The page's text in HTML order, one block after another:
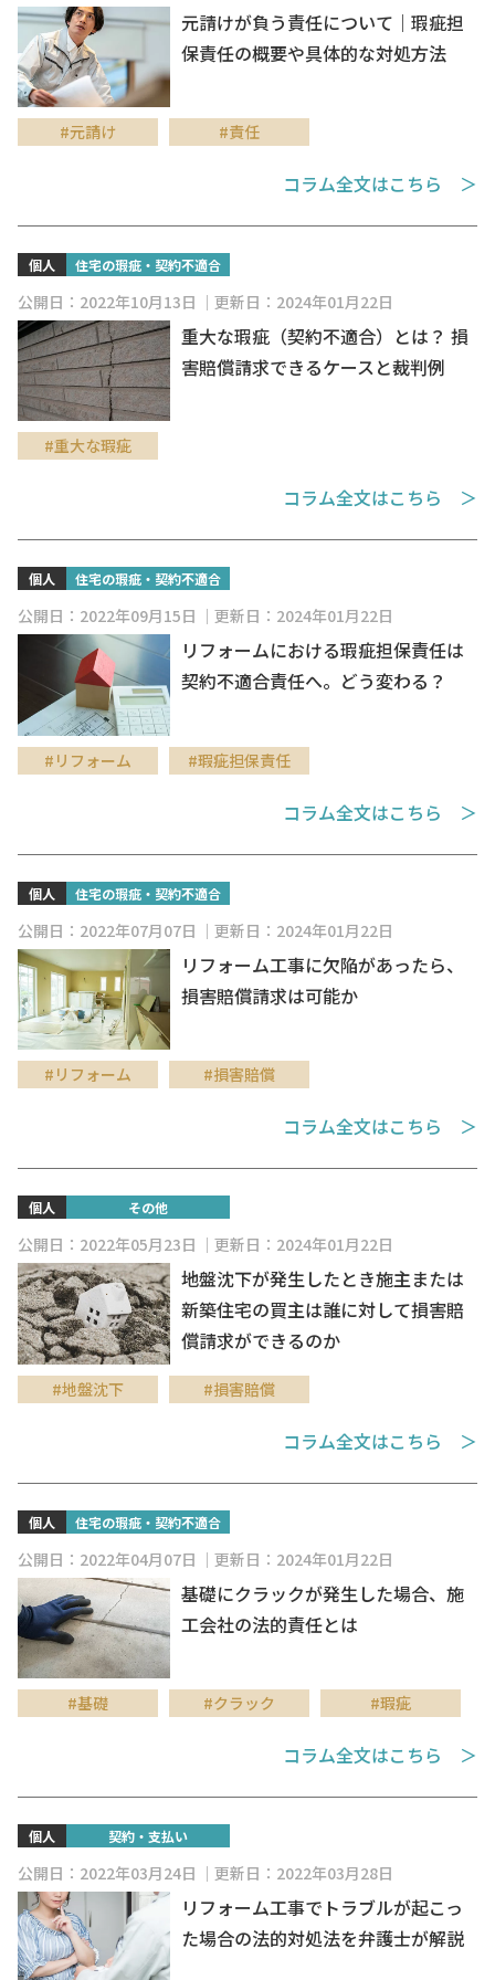
元請けが負う責任について｜瑕疵担
保責任の概要や具体的な対処方法
#元請け #責任
コラム全文はこちら ＞
個人 住宅の瑕疵・契約不適合
公開日：2022年10月13日 更新日：2024年01月22日
重大な瑕疵（契約不適合）とは？ 損
害賠償請求できるケースと裁判例
#重大な瑕疵
コラム全文はこちら ＞
個人 住宅の瑕疵・契約不適合
公開日：2022年09月15日 更新日：2024年01月22日
リフォームにおける瑕疵担保責任は
契約不適合責任へ。どう変わる？
#リフォーム #瑕疵担保責任
コラム全文はこちら ＞
個人 住宅の瑕疵・契約不適合
公開日：2022年07月07日 更新日：2024年01月22日
リフォーム工事に欠陥があったら、
損害賠償請求は可能か
#リフォーム #損害賠償
コラム全文はこちら ＞
個人 その他
公開日：2022年05月23日 更新日：2024年01月22日
地盤沈下が発生したとき施主または
新築住宅の買主は誰に対して損害賠
償請求ができるのか
#地盤沈下 #損害賠償
コラム全文はこちら ＞
個人 住宅の瑕疵・契約不適合
公開日：2022年04月07日 更新日：2024年01月22日
基礎にクラックが発生した場合、施
工会社の法的責任とは
#基礎 #クラック #瑕疵
コラム全文はこちら ＞
個人 契約・支払い
公開日：2022年03月24日 更新日：2022年03月28日
リフォーム工事でトラブルが起こっ
た場合の法的対処法を弁護士が解説